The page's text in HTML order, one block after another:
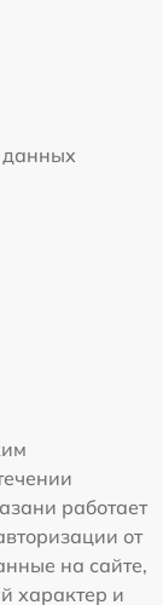
данных
работает
от
на сайте,
характер и